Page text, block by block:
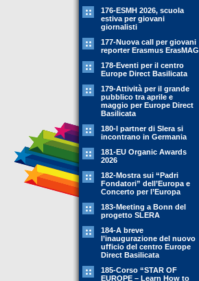
176-ESMH 2026, scuola
estiva per giovani
giornalisti
177-Nuova call per giovani
reporter Erasmus ErasMAG
178-Eventi per il centro
Europe Direct Basilicata
179-Attività per il grande
pubblico tra aprile e
maggio per Europe Direct
Basilicata
180-I partner di Slera si
incontrano in Germania
181-EU Organic Awards
2026
182-Mostra sui “Padri
Fondatori” dell’Europa e
Concerto per l’Europa
183-Meeting a Bonn del
progetto SLERA
184-A breve
l’inaugurazione del nuovo
ufficio del centro Europe
Direct Basilicata
185-Corso “STAR OF
EUROPE – Learn How to